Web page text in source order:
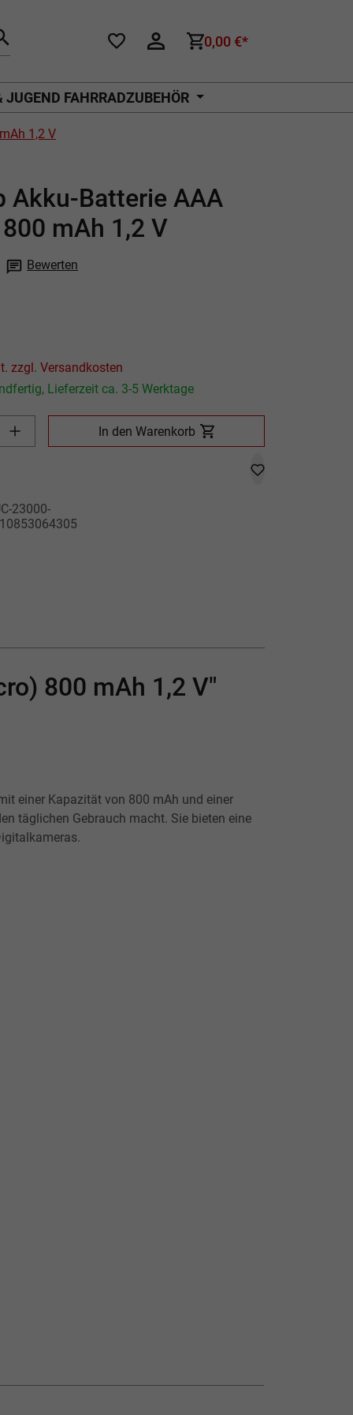
0,00 €*
JUGEND FAHRRADZUBEHÖR
1,2 V
Akku-Batterie AAA
mAh 1,2 V
Bewerten
Preis inkl. MwSt. zzgl. Versandkosten
Lieferzeit ca. 3-5 Werktage
Produkt Anzahl: Gib den gewünschten Wert ein oder benutze
In den Warenkorb
23000-
800 mAh 1,2 V"
einer Kapazität von 800 mAh und einer
täglichen Gebrauch macht. Sie bieten eine